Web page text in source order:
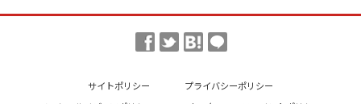
サイトポリシー
プライバシーポリシー